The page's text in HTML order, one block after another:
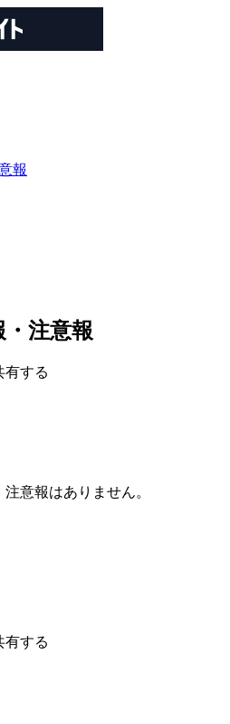
報
注意報
有する
意報はありません。
有する